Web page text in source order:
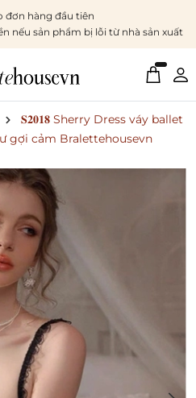
đơn hàng đầu tiên
nếu sản phẩm bị lỗi từ nhà sản xuất
𝐒𝟐𝟎𝟏𝟖 Sherry Dress váy ballet
gợi cảm Bralettehousevn